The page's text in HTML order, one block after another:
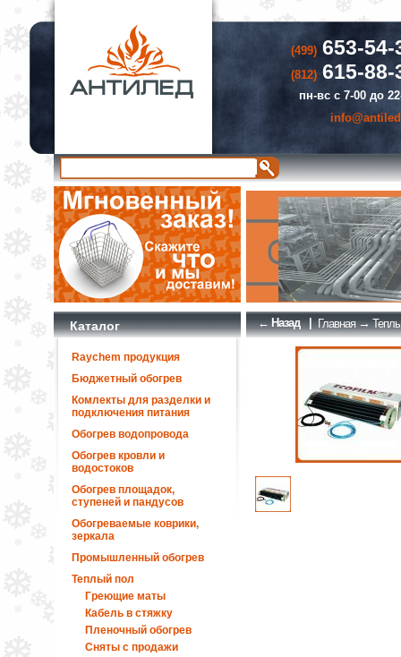
(499)653-54-
(812)615-88-
пн-вс с 7-00 до
Каталог
Raychem продукция
Бюджетный обогрев
Комлекты для разделки и
подключения питания
Обогрев водопровода
Обогрев кровли и
водостоков
Обогрев площадок,
ступеней и пандусов
Обогреваемые коврики,
зеркала
Промышленный обогрев
Теплый пол
Греющие маты
Кабель в стяжку
Пленочный обогрев
Сняты с продажи
← Назад | Главная→